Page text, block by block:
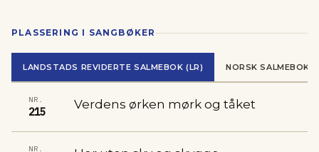
PLASSERING I SANGBØKER
LANDSTADS REVIDERTE SALMEBOK (LR) NORSK SALMEBOK
NR.
215
Verdens ørken mørk og tåket
NR.